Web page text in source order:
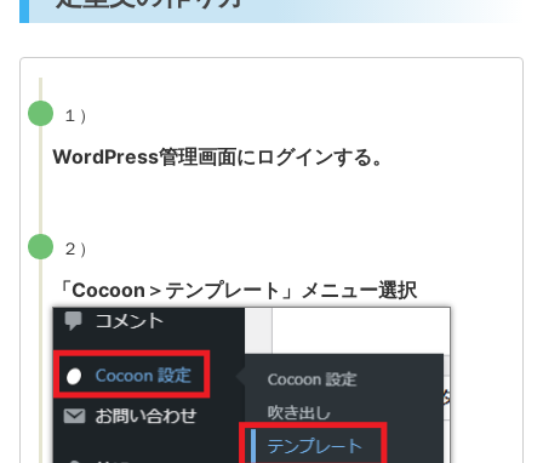
１）
WordPress管理画面にログインする。
２）
「Cocoon＞テンプレート」メニュー選択